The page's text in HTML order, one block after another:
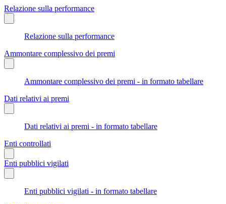
Relazione sulla performance
Relazione sulla performance
Ammontare complessivo dei premi
Ammontare complessivo dei premi - in formato tabellare
Dati relativi ai premi
Dati relativi ai premi - in formato tabellare
Enti controllati
Enti pubblici vigilati
Enti pubblici vigilati - in formato tabellare